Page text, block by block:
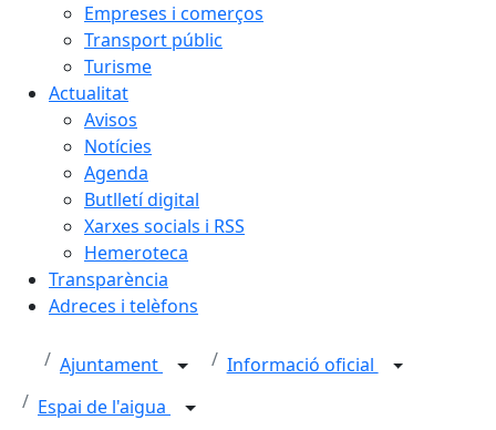
Empreses i comerços
Transport públic
Turisme
Actualitat
Avisos
Notícies
Agenda
Butlletí digital
Xarxes socials i RSS
Hemeroteca
Transparència
Adreces i telèfons
Ajuntament
Informació oficial
Espai de l'aigua